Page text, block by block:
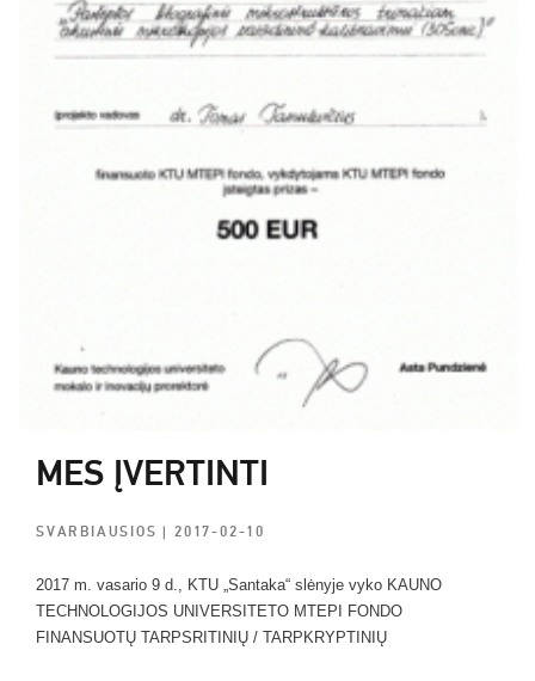
MES ĮVERTINTI
SVARBIAUSIOS | 2017-02-10
2017 m. vasario 9 d., KTU „Santaka“ slėnyje vyko KAUNO
TECHNOLOGIJOS UNIVERSITETO MTEPI FONDO
FINANSUOTŲ TARPSRITINIŲ / TARPKRYPTINIŲ